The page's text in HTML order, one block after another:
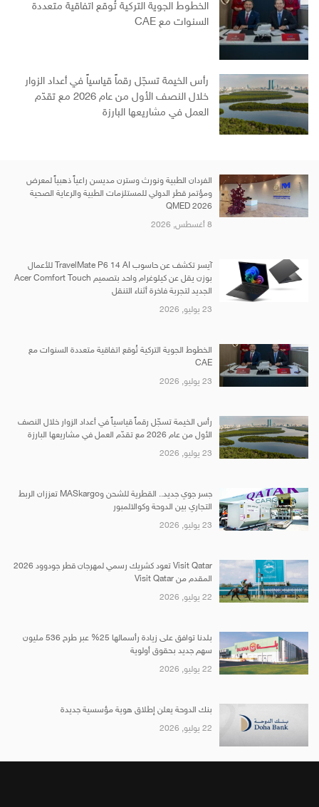
الخطوط الجوية التركية تُوقع اتفاقية متعددة
السنوات مع CAE
رأس الخيمة تسجّل رقماً قياسياً في أعداد الزوار
خلال النصف الأول من عام 2026 مع تقدّم
العمل في مشاريعها البارزة
الفردان الطبية ونورث وسترن مديسن راعياً ذهبياً لمعرض
ومؤتمر قطر الدولي للمستلزمات الطبية والرعاية الصحية
QMED 2026
8 أغسطس, 2026
آيسر تكشف عن حاسوب TravelMate P6 14 AI للأعمال
بوزن يقل عن كيلوغرام واحد بتصميم Acer Comfort Touch
الجديد لتجربة فاخرة أثناء التنقل
23 يوليو, 2026
الخطوط الجوية التركية تُوقع اتفاقية متعددة السنوات مع
CAE
23 يوليو, 2026
رأس الخيمة تسجّل رقماً قياسياً في أعداد الزوار خلال النصف
الأول من عام 2026 مع تقدّم العمل في مشاريعها البارزة
23 يوليو, 2026
جسر جوي جديد.. القطرية للشحن وMASkargo تعززان الربط
التجاري بين الدوحة وكوالالمبور
23 يوليو, 2026
Visit Qatar تعود كشريك رسمي لمهرجان قطر جودوود 2026
المقدم من Visit Qatar
22 يوليو, 2026
بلدنا توافق على زيادة رأسمالها 25% عبر طرح 536 مليون
سهم جديد بحقوق أولوية
22 يوليو, 2026
بنك الدوحة يعلن إطلاق هوية مؤسسية جديدة
22 يوليو, 2026